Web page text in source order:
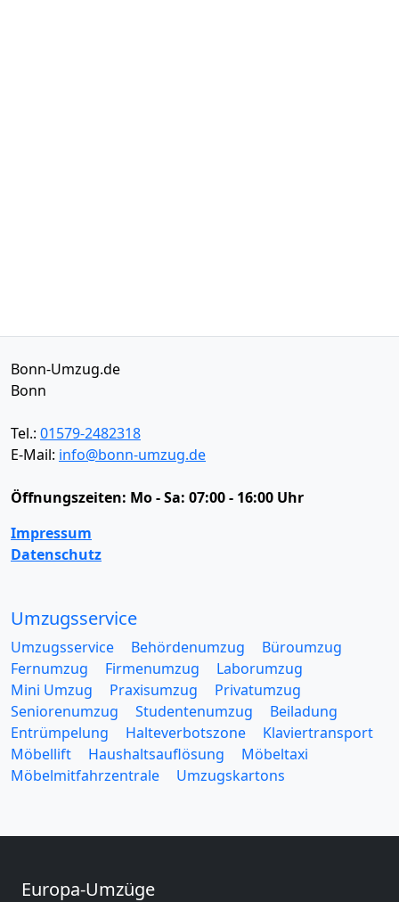
Bonn-Umzug.de
Bonn
Tel.: 01579-2482318
E-Mail: info@bonn-umzug.de
Öffnungszeiten: Mo - Sa: 07:00 - 16:00 Uhr
Impressum
Datenschutz
Umzugsservice
Umzugsservice Behördenumzug
Büroumzug
Fernumzug
Firmenumzug
Laborumzug
Mini Umzug
Praxisumzug
Privatumzug
Seniorenumzug
Studentenumzug
Beiladung
Entrümpelung
Halteverbotszone
Klaviertransport
Möbellift
Haushaltsauflösung
Möbeltaxi
Möbelmitfahrzentrale
Umzugskartons
Europa-Umzüge